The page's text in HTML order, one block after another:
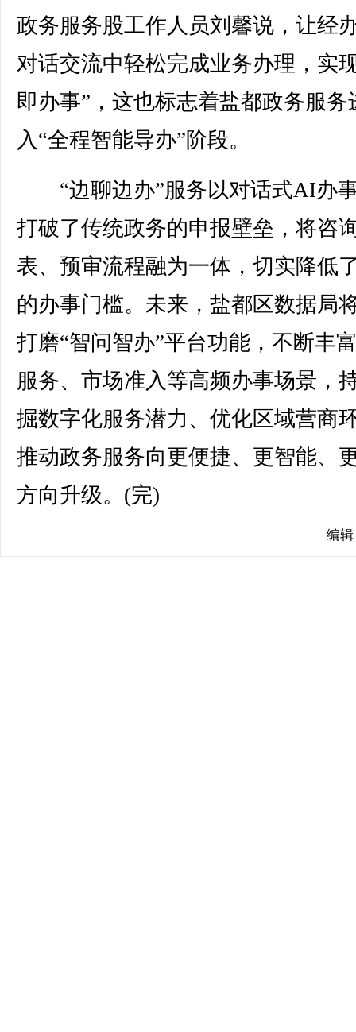
政务服务股工作人员刘馨说，让经
对话交流中轻松完成业务办理，实
即办事”，这也标志着盐都政务服务
入“全程智能导办”阶段。
“边聊边办”服务以对话式AI办
打破了传统政务的申报壁垒，将咨
表、预审流程融为一体，切实降低
的办事门槛。未来，盐都区数据局
打磨“智问智办”平台功能，不断丰
服务、市场准入等高频办事场景，
掘数字化服务潜力、优化区域营商
推动政务服务向更便捷、更智能、
方向升级。(完)
编